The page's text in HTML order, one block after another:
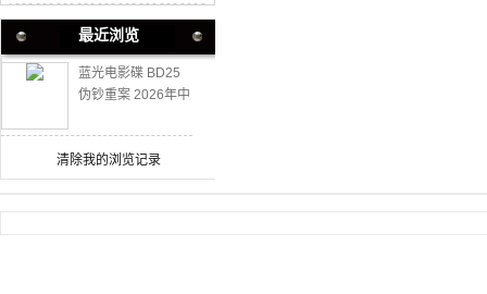
最近浏览
蓝光电影碟 BD25
伪钞重案 2026年中
清除我的浏览记录